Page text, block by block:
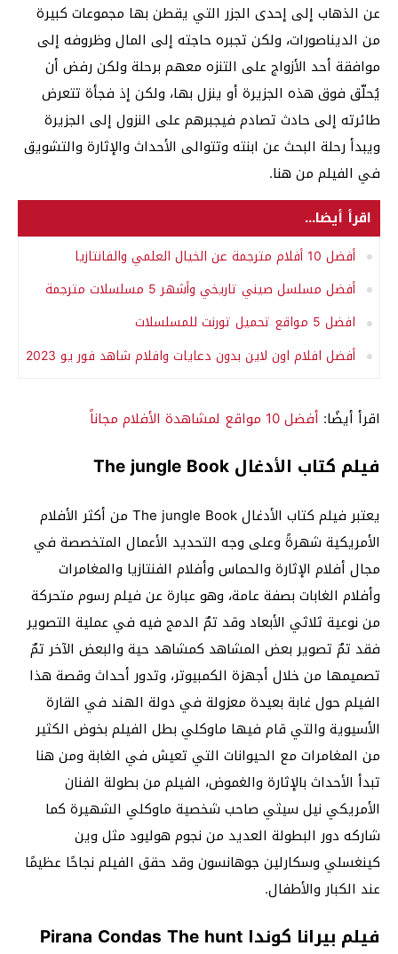
عن الذهاب إلى إحدى الجزر التي يقطن بها مجموعات كبيرة
من الديناصورات، ولكن تجبره حاجته إلى المال وظروفه إلى
موافقة أحد الأزواج على التنزه معهم برحلة ولكن رفض أن
يُحلّق فوق هذه الجزيرة أو ينزل بها، ولكن إذ فجأة تتعرض
طائرته إلى حادث تصادم فيجبرهم على النزول إلى الجزيرة
ويبدأ رحلة البحث عن ابنته وتتوالى الأحداث والإثارة والتشويق
في الفيلم من هنا.
اقرأ أيضا...
أفضل 10 أفلام مترجمة عن الخيال العلمي والفانتازيا
أفضل مسلسل صيني تاريخي وأشهر 5 مسلسلات مترجمة
افضل 5 مواقع تحميل تورنت للمسلسلات
أفضل افلام اون لاين بدون دعايات وافلام شاهد فور يو 2023
اقرأ أيضًا: أفضل 10 مواقع لمشاهدة الأفلام مجاناً
فيلم كتاب الأدغال The jungle Book
يعتبر فيلم كتاب الأدغال The jungle Book من أكثر الأفلام
الأمريكية شهرةً وعلى وجه التحديد الأعمال المتخصصة في
مجال أفلام الإثارة والحماس وأفلام الفنتازيا والمغامرات
وأفلام الغابات بصفة عامة، وهو عبارة عن فيلم رسوم متحركة
من نوعية ثلاثي الأبعاد وقد تمٌ الدمج فيه في عملية التصوير
فقد تمٌ تصوير بعض المشاهد كمشاهد حية والبعض الآخر تمٌ
تصميمها من خلال أجهزة الكمبيوتر، وتدور أحداث وقصة هذا
الفيلم حول غابة بعيدة معزولة في دولة الهند في القارة
الأسيوية والتي قام فيها ماوكلي بطل الفيلم بخوض الكثير
من المغامرات مع الحيوانات التي تعيش في الغابة ومن هنا
تبدأ الأحداث بالإثارة والغموض، الفيلم من بطولة الفنان
الأمريكي نيل سيثي صاحب شخصية ماوكلي الشهيرة كما
شاركه دور البطولة العديد من نجوم هوليود مثل وين
كينغسلي وسكارلين جوهانسون وقد حقق الفيلم نجاحًا عظيمًا
عند الكبار والأطفال.
فيلم بيرانا كوندا Pirana Condas The hunt